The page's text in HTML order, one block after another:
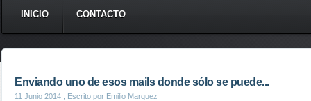
INICIO CONTACTO
Enviando uno de esos mails donde sólo se puede...
11 Junio 2014 , Escrito por Emilio Marquez